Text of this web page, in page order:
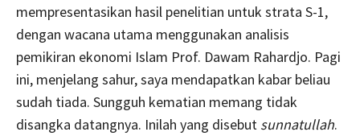
mempresentasikan hasil penelitian untuk strata S-1,
dengan wacana utama menggunakan analisis
pemikiran ekonomi Islam Prof. Dawam Rahardjo. Pagi
ini, menjelang sahur, saya mendapatkan kabar beliau
sudah tiada. Sungguh kematian memang tidak
disangka datangnya. Inilah yang disebut sunnatullah.